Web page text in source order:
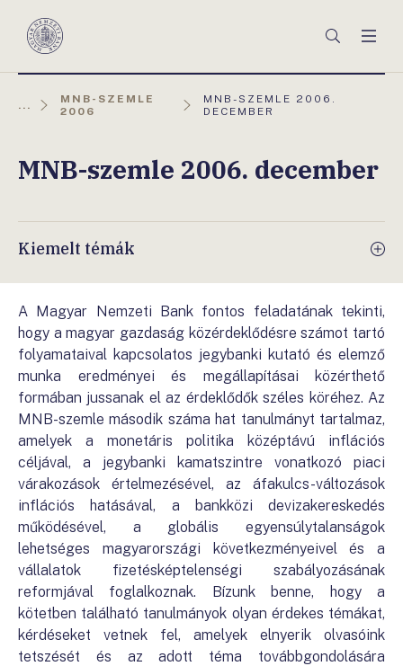
Magyar
Keresés
...
MNB-SZEMLE
2006
AKTUÁLIS
OLDAL:
MNB-SZEMLE 2006.
DECEMBER
MNB-szemle 2006. december
Kiemelt témák
A Magyar Nemzeti Bank fontos feladatának tekinti,
hogy a magyar gazdaság közérdeklődésre számot tartó
folyamataival kapcsolatos jegybanki kutató és elemző
munka eredményei és megállapításai közérthető
formában jussanak el az érdeklődők széles köréhez. Az
MNB-szemle második száma hat tanulmányt tartalmaz,
amelyek a monetáris politika középtávú inflációs
céljával, a jegybanki kamatszintre vonatkozó piaci
várakozások értelmezésével, az áfakulcs-változások
inflációs hatásával, a bankközi devizakereskedés
működésével, a globális egyensúlytalanságok
lehetséges magyarországi következményeivel és a
vállalatok fizetésképtelenségi szabályozásának
reformjával foglalkoznak. Bízunk benne, hogy a
kötetben található tanulmányok olyan érdekes témákat,
kérdéseket vetnek fel, amelyek elnyerik olvasóink
tetszését és az adott téma továbbgondolására